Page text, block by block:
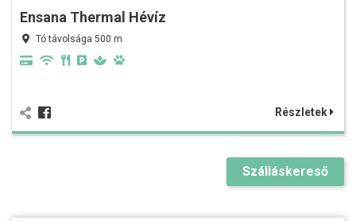
Ensana Thermal Hévíz
Tó távolsága 500 m
Részletek
Szálláskereső